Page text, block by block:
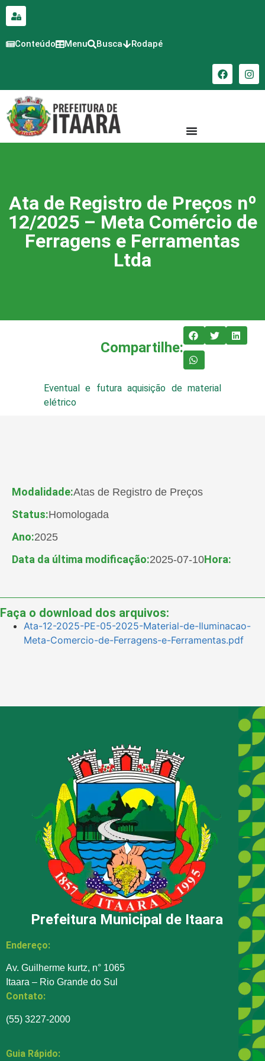
conteúdo
Conteúdo Menu Busca Rodapé
Ata de Registro de Preços nº
12/2025 – Meta Comércio de
Ferragens e Ferramentas
Ltda
Compartilhe:
Eventual e futura aquisição de material
elétrico
Modalidade:Atas de Registro de Preços
Status:Homologada
Ano:2025
Data da última modificação:2025-07-10Hora:
Faça o download dos arquivos:
Ata-12-2025-PE-05-2025-Material-de-Iluminacao-
Meta-Comercio-de-Ferragens-e-Ferramentas.pdf
Prefeitura Municipal de Itaara
Endereço:
Av. Guilherme kurtz, n° 1065
Itaara – Rio Grande do Sul
Contato:
(55) 3227-2000
Guia Rápido: